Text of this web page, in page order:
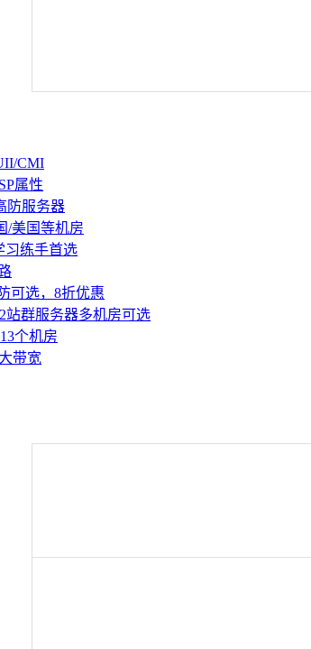
CMI
属性
防服务器
/美国等机房
习练手首选
可选，8折优惠
站群服务器多机房可选
个机房
带宽